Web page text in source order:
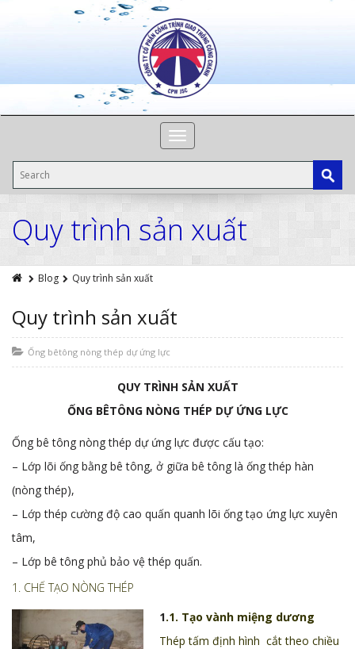
Toggle
navigation
Quy trình sản xuất
Blog Quy trình sản xuất
Quy trình sản xuất
Ống bêtông nòng thép dự ứng lực
QUY TRÌNH SẢN XUẤT
ỐNG BÊTÔNG NÒNG THÉP DỰ ỨNG LỰC
Ống bê tông nòng thép dự ứng lực được cấu tạo:
– Lớp lõi ống bằng bê tông, ở giữa bê tông là ống thép hàn
(nòng thép),
– Lớp thép cường độ cao quấn quanh lõi ống tạo ứng lực xuyên
tâm,
– Lớp bê tông phủ bảo vệ thép quấn.
1. CHẾ TẠO NÒNG THÉP
1.1. Tạo vành miệng dương
Thép tấm định hình cắt theo chiều